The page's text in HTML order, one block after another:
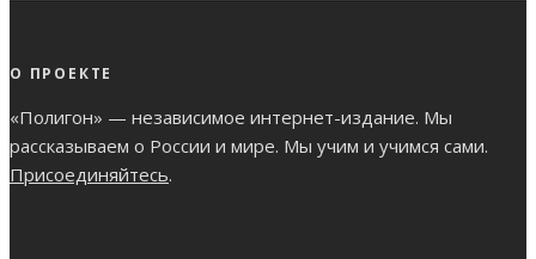
О ПРОЕКТЕ
«Полигон» — независимое интернет-издание. Мы
рассказываем о России и мире. Мы учим и учимся сами.
Присоединяйтесь.